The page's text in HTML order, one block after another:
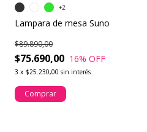
Lampara de mesa Suno
$75.690,00
$89.890,00
16% OFF
3 x $25.230,00 sin interés
+2
Comprar